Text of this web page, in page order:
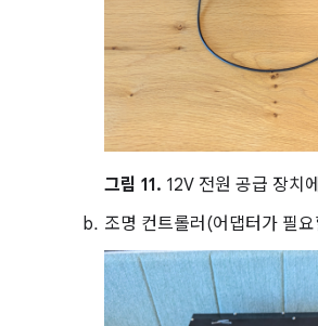
그림 11. 12V 전원 공급 장치
조명 컨트롤러(어댑터가 필